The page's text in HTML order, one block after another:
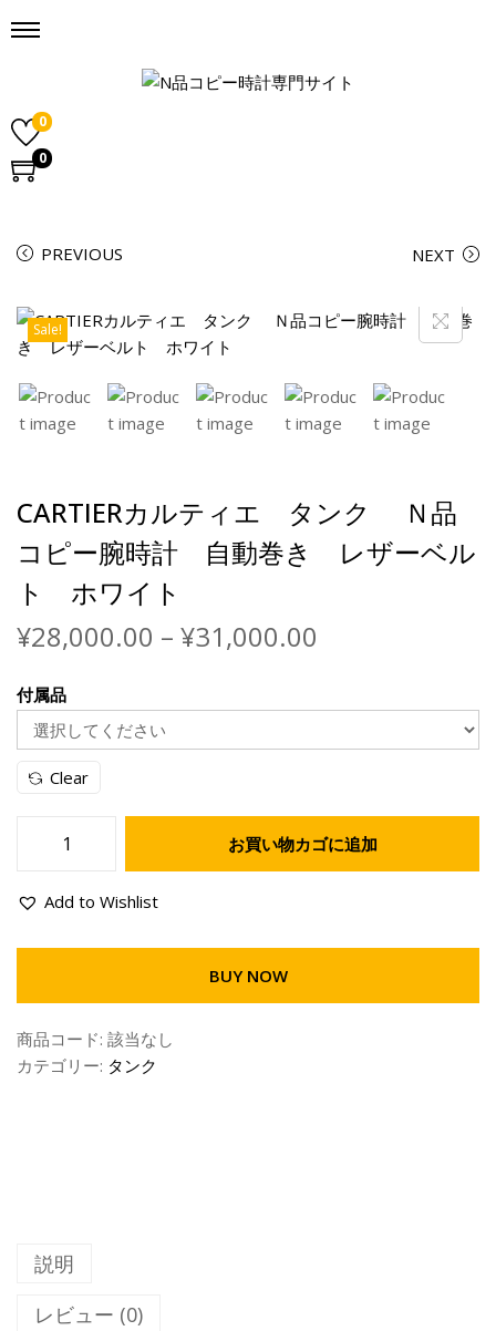
0
0
PREVIOUS NEXT
Sale!
CARTIERカルティエ タンク Ｎ品
コピー腕時計 自動巻き レザーベル
ト ホワイト
¥28,000.00 – ¥31,000.00
付属品
Clear
お買い物カゴに追加
Add to Wishlist
BUY NOW
商品コード: 該当なし
カテゴリー: タンク
説明
レビュー (0)